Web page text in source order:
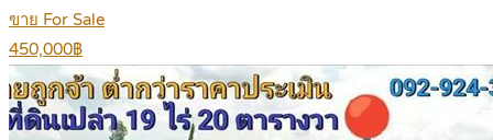
ขาย For Sale
450,000฿